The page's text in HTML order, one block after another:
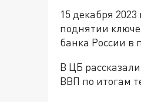
15 декабря
поднятии
банка России в
В ЦБ
ВВП по итогам